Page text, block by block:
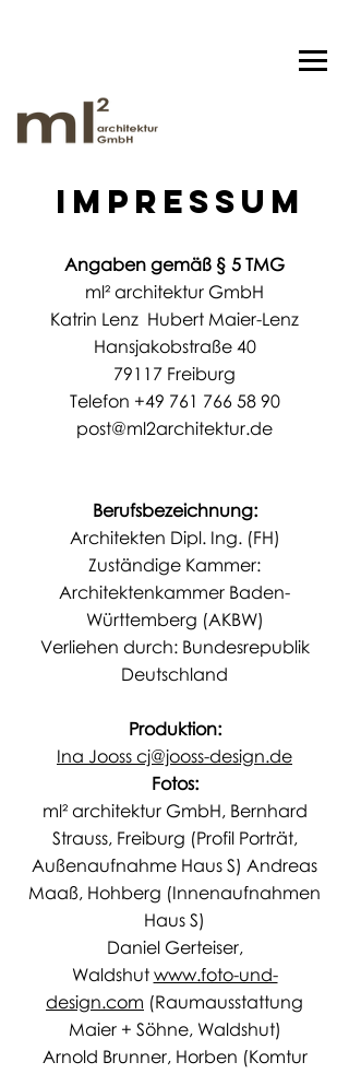
IMPRESSUM
Angaben gemäß § 5 TMG
ml² architektur GmbH
Katrin Lenz Hubert Maier-Lenz
Hansjakobstraße 40
79117 Freiburg
Telefon +49 761 766 58 90
post@ml2architektur.de
Berufsbezeichnung:
Architekten Dipl. Ing. (FH)
Zuständige Kammer:
Architektenkammer Baden-
Württemberg (AKBW)
Verliehen durch: Bundesrepublik
Deutschland
Produktion:
Ina Jooss cj@jooss-design.de
Fotos:
ml² architektur GmbH, Bernhard
Strauss, Freiburg (Profil Porträt,
Außenaufnahme Haus S) Andreas
Maaß, Hohberg (Innenaufnahmen
Haus S)
Daniel Gerteiser,
Waldshut www.foto-und-
design.com (Raumausstattung
Maier + Söhne, Waldshut)
Arnold Brunner, Horben (Komtur